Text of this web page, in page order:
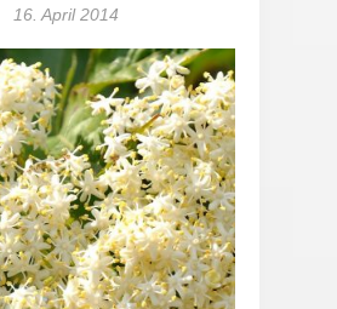
16. April 2014